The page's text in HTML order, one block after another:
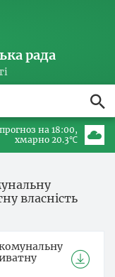
рада
прогноз на 18:00
хмарно 20.3℃
власність